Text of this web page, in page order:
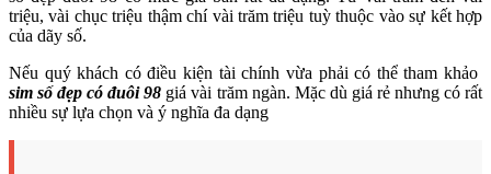
triệu, vài chục triệu thậm chí vài trăm triệu tuỳ thuộc vào sự kết hợp
của dãy số.
Nếu quý khách có điều kiện tài chính vừa phải có thể tham khảo
sim số đẹp có đuôi 98 giá vài trăm ngàn. Mặc dù giá rẻ nhưng có rất
nhiều sự lựa chọn và ý nghĩa đa dạng